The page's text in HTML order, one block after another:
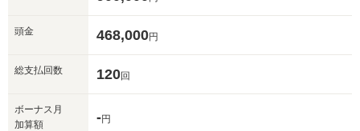
頭金 468,000円
総支払回数 120回
ボーナス月
加算額
-円